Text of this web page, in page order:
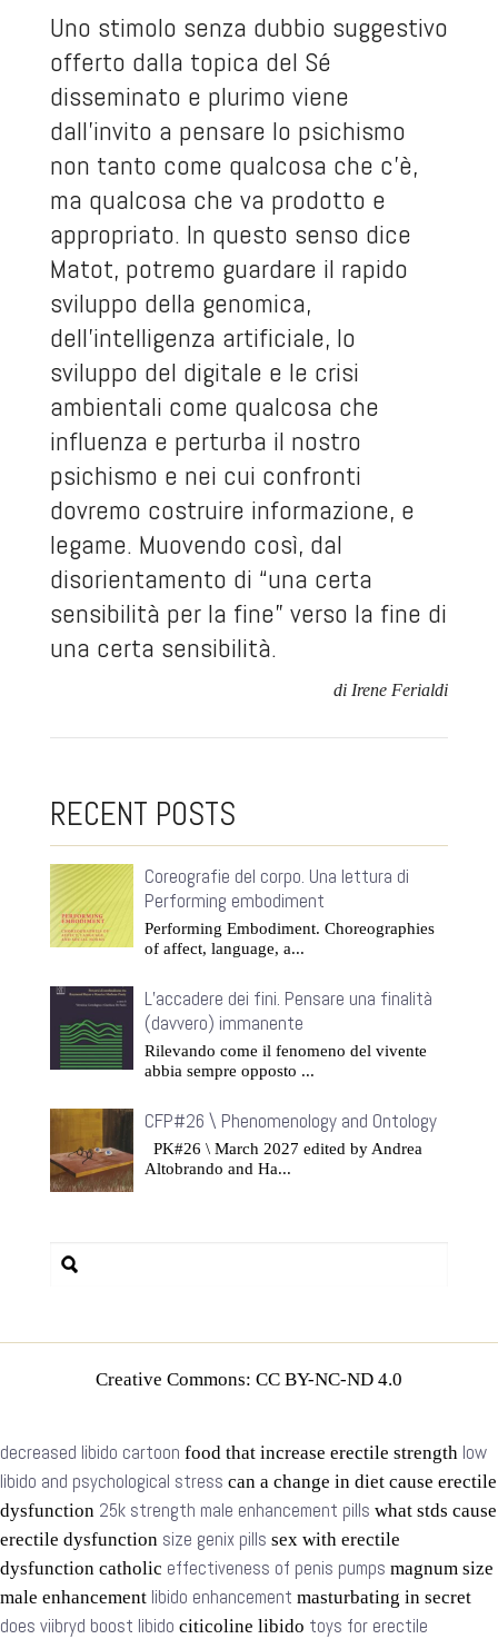
Uno stimolo senza dubbio suggestivo
offerto dalla topica del Sé
disseminato e plurimo viene
dall’invito a pensare lo psichismo
non tanto come qualcosa che c’è,
ma qualcosa che va prodotto e
appropriato. In questo senso dice
Matot, potremo guardare il rapido
sviluppo della genomica,
dell’intelligenza artificiale, lo
sviluppo del digitale e le crisi
ambientali come qualcosa che
influenza e perturba il nostro
psichismo e nei cui confronti
dovremo costruire informazione, e
legame. Muovendo così, dal
disorientamento di “una certa
sensibilità per la fine” verso la fine di
una certa sensibilità.
di Irene Ferialdi
RECENT POSTS
Coreografie del corpo. Una lettura di
Performing embodiment
Performing Embodiment. Choreographies
of affect, language, a...
L’accadere dei fini. Pensare una finalità
(davvero) immanente
Rilevando come il fenomeno del vivente
abbia sempre opposto ...
CFP#26 \ Phenomenology and Ontology
PK#26 \ March 2027 edited by Andrea
Altobrando and Ha...
Creative Commons: CC BY-NC-ND 4.0
decreased libido cartoon food that increase erectile strength low
libido and psychological stress can a change in diet cause erectile
dysfunction 25k strength male enhancement pills what stds cause
erectile dysfunction size genix pills sex with erectile
dysfunction catholic effectiveness of penis pumps magnum size
male enhancement libido enhancement masturbating in secret
does viibryd boost libido citicoline libido toys for erectile